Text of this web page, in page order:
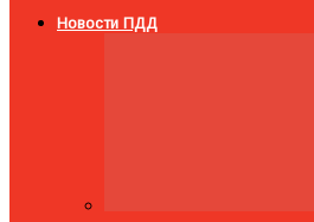
Новости ПДД